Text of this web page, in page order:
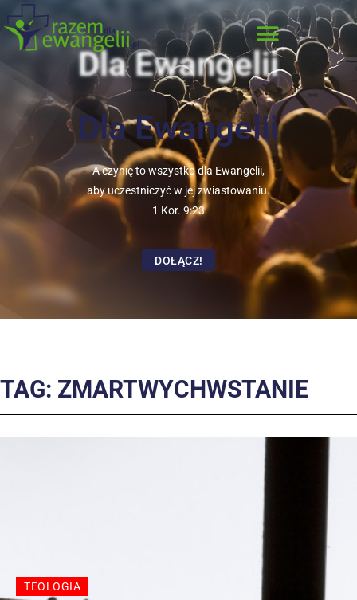
Dla Ewangelii
Dla Ewangelii
A czynię to wszystko dla Ewangelii,
aby uczestniczyć w jej zwiastowaniu.
1 Kor. 9:23
DOŁĄCZ!
TAG: ZMARTWYCHWSTANIE
TEOLOGIA